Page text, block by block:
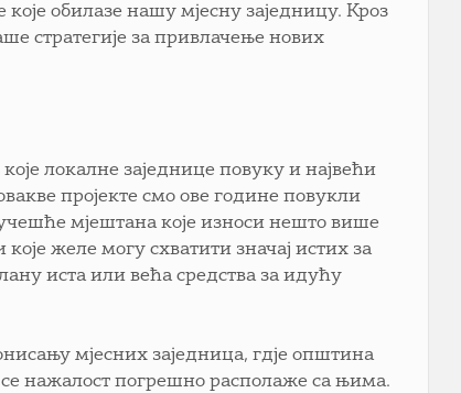
обилазе нашу мјесну заједницу. Кроз
стратегије за привлачење нових
локалне заједнице повуку и највећи
пројекте смо ове године повукли
мјештана које износи нешто више
желе могу схватити значај истих за
иста или већа средства за идућу
мјесних заједница, гдје општина
нажалост погрешно располаже са њима.